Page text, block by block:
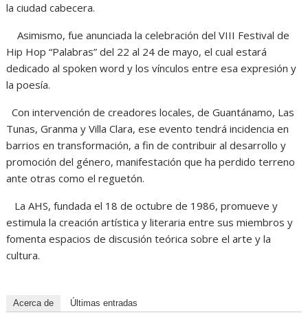
la ciudad cabecera.
Asimismo, fue anunciada la celebración del VIII Festival de
Hip Hop “Palabras” del 22 al 24 de mayo, el cual estará
dedicado al spoken word y los vínculos entre esa expresión y
la poesía.
Con intervención de creadores locales, de Guantánamo, Las
Tunas, Granma y Villa Clara, ese evento tendrá incidencia en
barrios en transformación, a fin de contribuir al desarrollo y
promoción del género, manifestación que ha perdido terreno
ante otras como el reguetón.
La AHS, fundada el 18 de octubre de 1986, promueve y
estimula la creación artística y literaria entre sus miembros y
fomenta espacios de discusión teórica sobre el arte y la
cultura.
Acerca de Últimas entradas